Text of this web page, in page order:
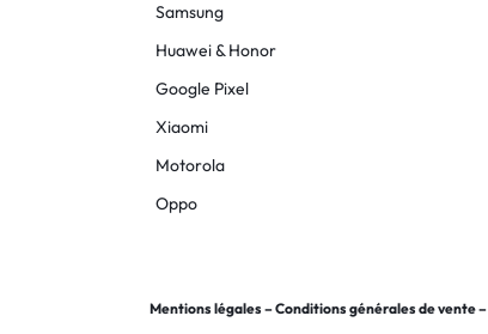
Samsung
Huawei & Honor
Google Pixel
Xiaomi
Motorola
Oppo
Mentions légales –Conditions générales de vente–